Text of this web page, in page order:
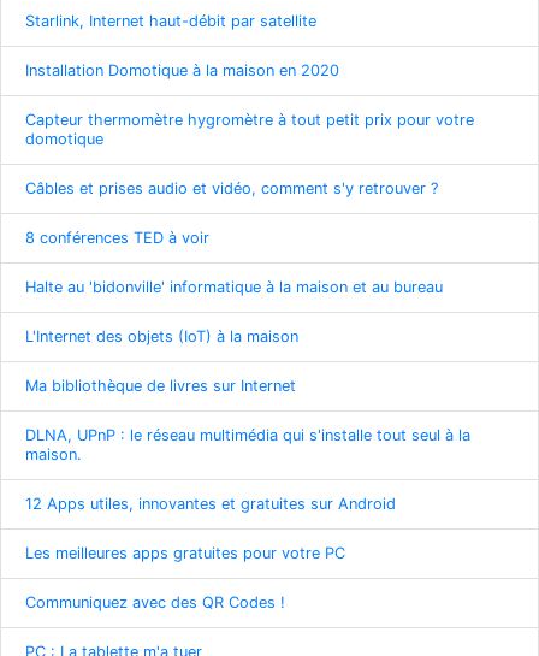
Starlink, Internet haut-débit par satellite
Installation Domotique à la maison en 2020
Capteur thermomètre hygromètre à tout petit prix pour votre
domotique
Câbles et prises audio et vidéo, comment s'y retrouver ?
8 conférences TED à voir
Halte au 'bidonville' informatique à la maison et au bureau
L'Internet des objets (IoT) à la maison
Ma bibliothèque de livres sur Internet
DLNA, UPnP : le réseau multimédia qui s'installe tout seul à la
maison.
12 Apps utiles, innovantes et gratuites sur Android
Les meilleures apps gratuites pour votre PC
Communiquez avec des QR Codes !
PC : La tablette m'a tuer